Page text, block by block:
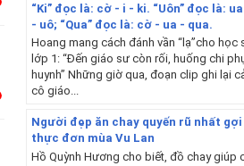
“Ki” đọc là: cờ - i - ki. “Uôn” đọc là:
- uô; “Qua” đọc là: cờ - ua - qua.
Hoang mang cách đánh vần “lạ”cho học
lớp 1: “Đến giáo sư còn rối, huống chi
huynh” Những giờ qua, đoạn clip ghi lại
cô giáo...
Người đẹp ăn chay quyến rũ nhất gợi
thực đơn mùa Vu Lan
Hồ Quỳnh Hương cho biết, đồ chay giúp